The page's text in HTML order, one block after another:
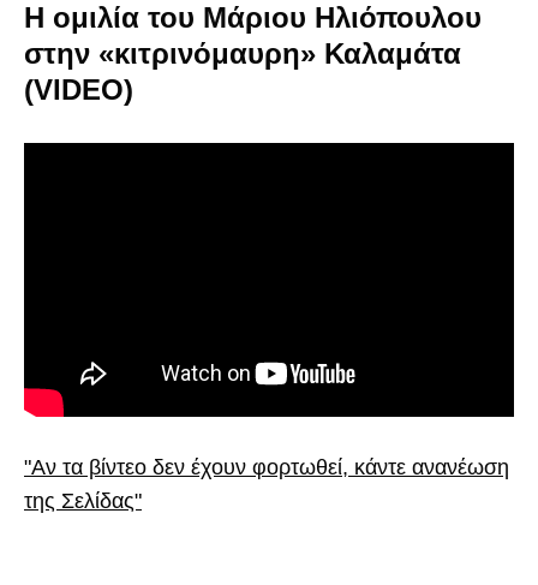
Η ομιλία του Μάριου Ηλιόπουλου
στην «κιτρινόμαυρη» Καλαμάτα
(VIDEO)
"Αν τα βίντεο δεν έχουν φορτωθεί, κάντε ανανέωση
της Σελίδας"